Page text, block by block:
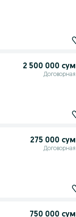
2 500 000 сум
Договорная
275 000 сум
Договорная
750 000 сум